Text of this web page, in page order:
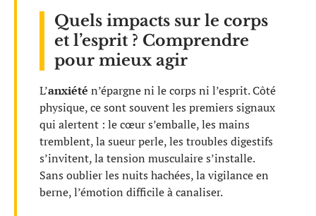
Quels impacts sur le corps
et l’esprit ? Comprendre
pour mieux agir
L’anxiété n’épargne ni le corps ni l’esprit. Côté
physique, ce sont souvent les premiers signaux
qui alertent : le cœur s’emballe, les mains
tremblent, la sueur perle, les troubles digestifs
s’invitent, la tension musculaire s’installe.
Sans oublier les nuits hachées, la vigilance en
berne, l’émotion difficile à canaliser.